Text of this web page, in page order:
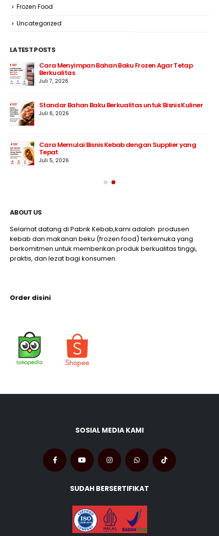
Frozen Food
Uncategorized
LATEST POSTS
Cara Menyimpan Bahan Baku Frozen Agar Tetap
Berkualitas
Juli 7, 2026
Standar Bahan Baku Berkualitas untuk Bisnis Kuliner
Juli 6, 2026
Cara Memulai Bisnis Kebab dengan Supplier yang
Tepat
Juli 5, 2026
ABOUT US
Selamat datang di Pabrik Kebab,kami adalah produsen
kebab dan makanan beku (frozen food) terkemuka yang
berkomitmen untuk memberikan produk berkualitas tinggi,
praktis, dan lezat bagi konsumen.
Order disini
SOSIAL MEDIA KAMI
SUDAH BERSERTIFIKAT